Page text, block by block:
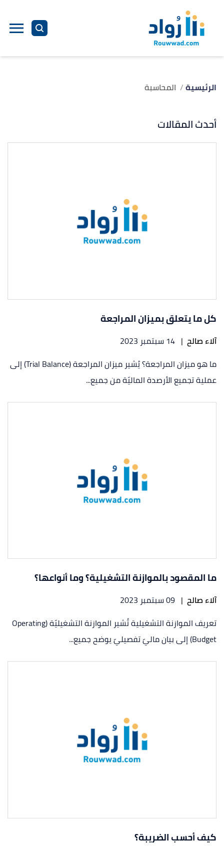
الرئيسية المحاسبة
أحدث المقالات
كل ما يتعلق بميزان المراجعة
آلاء صالح | 14 سبتمبر 2023
ما هو ميزان المراجعة؟ يُشير ميزان المراجعة (Trial Balance) إلى
عملية تجميع الأرصدة الماليّة من جميع...
ما المقصود بالموازنة التشغيلية؟ وما أنواعها؟
آلاء صالح | 09 سبتمبر 2023
تعريف الموازنة التشغيلية تُشير الموازنة التشغيليّة (Operating
Budget) إلى بيان ماليّ تفصيليّ يوضح جميع...
كيف أحسب الضريبة؟